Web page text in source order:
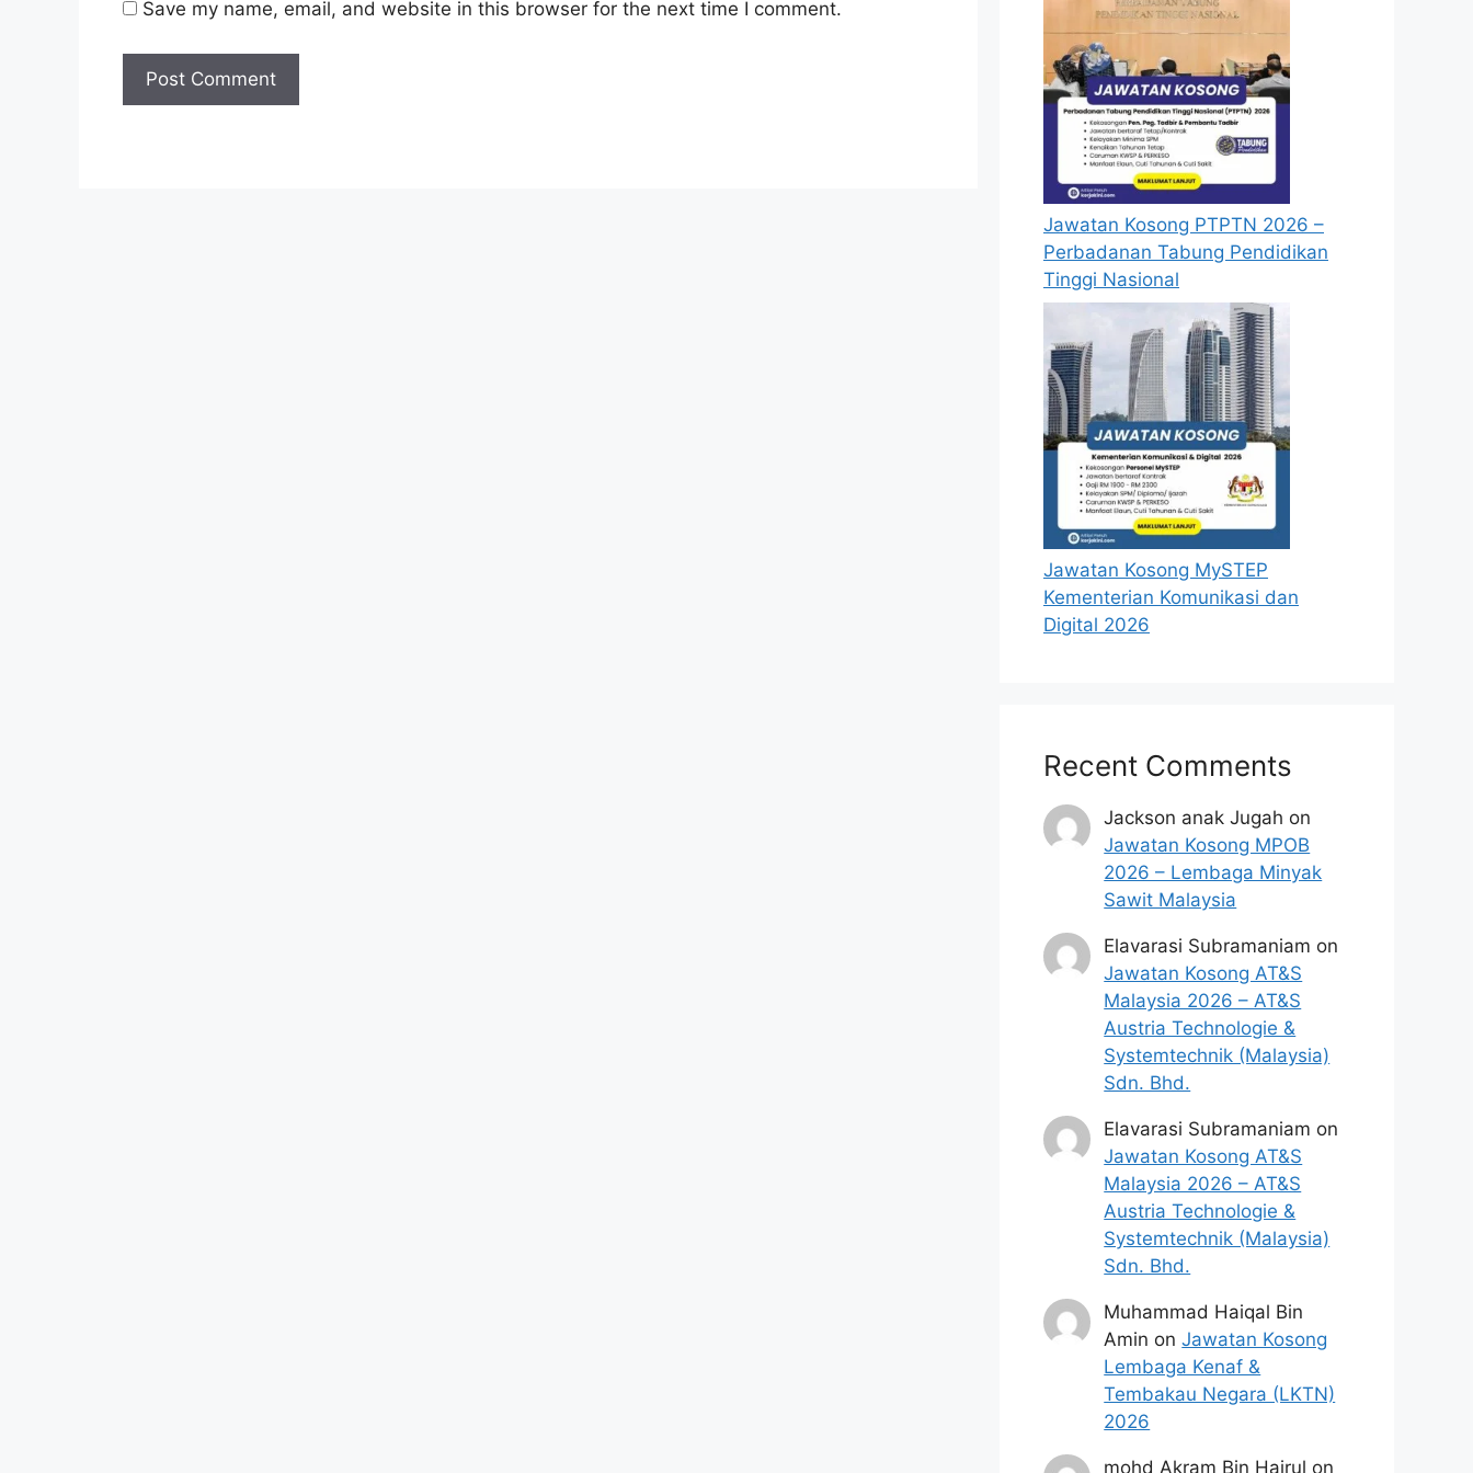
Lihat Juga :Cara Mohon Pengeluaran i-Citra KWSP
Lihat Juga :Semakan Bantuan Prihatin Kasih RM100 Untuk 3 Bulan
Lihat Juga :Permohonan Jawatan Kosong Guru One-Off
Save my name, email, and website in this browser for the next time I comment.
Jawatan Kosong PTPTN 2026 –
Perbadanan Tabung Pendidikan
Tinggi Nasional
Jawatan Kosong MySTEP
Kementerian Komunikasi dan
Digital 2026
Recent Comments
Jackson anak Jugah on
Jawatan Kosong MPOB
2026 – Lembaga Minyak
Sawit Malaysia
Elavarasi Subramaniam on
Jawatan Kosong AT&S
Malaysia 2026 – AT&S
Austria Technologie &
Systemtechnik (Malaysia)
Sdn. Bhd.
Elavarasi Subramaniam on
Jawatan Kosong AT&S
Malaysia 2026 – AT&S
Austria Technologie &
Systemtechnik (Malaysia)
Sdn. Bhd.
Muhammad Haiqal Bin
Amin onJawatan Kosong
Lembaga Kenaf &
Tembakau Negara (LKTN)
2026
mohd Akram Bin Hairul on